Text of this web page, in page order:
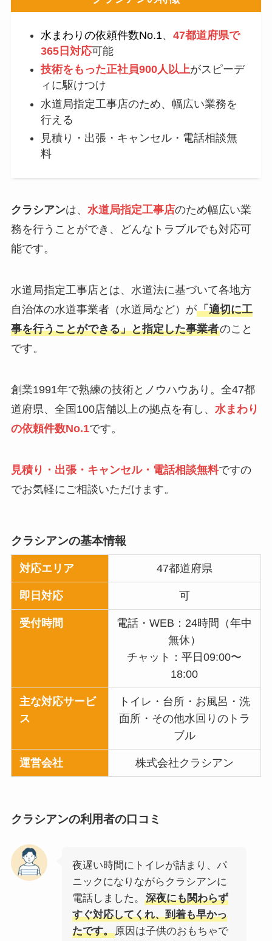
水まわりの依頼件数No.1、47都道府県で
365日対応可能
技術をもった正社員900人以上がスピーデ
ィに駆けつけ
水道局指定工事店のため、幅広い業務を
行える
見積り・出張・キャンセル・電話相談無
料
クラシアンは、 水道局指定工事店のため幅広い業
務を行うことができ、どんなトラブルでも対応可
能です。
水道局指定工事店とは、水道法に基づいて各地方
自治体の水道事業者（水道局など）が「適切に工
事を行うことができる」と指定した事業者のこと
です。
創業1991年で熟練の技術とノウハウあり。全47都
道府県、全国100店舗以上の拠点を有し、 水まわり
の依頼件数No.1です。
見積り・出張・キャンセル・電話相談無料ですの
でお気軽にご相談いただけます。
クラシアンの基本情報
対応エリア 47都道府県
即日対応 可
受付時間
電話・WEB：24時間（年中
無休）
チャット：平日09:00〜
18:00
主な対応サービ
ス
トイレ・台所・お風呂・洗
面所・その他水回りのトラ
ブル
運営会社 株式会社クラシアン
クラシアンの利用者の口コミ
夜遅い時間にトイレが詰まり、パ
ニックになりながらクラシアンに
電話しました。
深夜にも関わらず
すぐ対応してくれ、到着も早かっ
たです。原因は子供のおもちゃで